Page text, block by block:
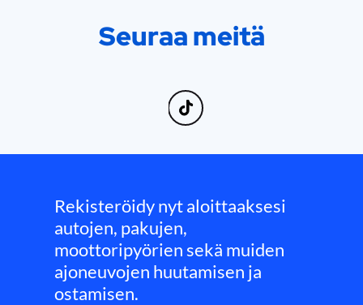
Seuraa meitä
Rekisteröidy nyt aloittaaksesi
autojen, pakujen,
moottoripyörien sekä muiden
ajoneuvojen huutamisen ja
ostamisen.